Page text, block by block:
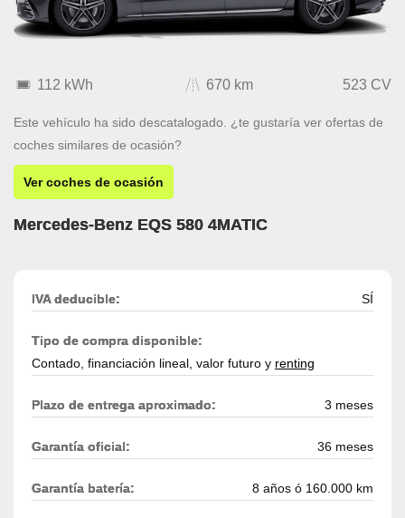
112 kWh 670 km 523 CV
Este vehículo ha sido descatalogado. ¿te gustaría ver ofertas de
coches similares de ocasión?
Ver coches de ocasión
Mercedes-Benz EQS 580 4MATIC
IVA deducible: SÍ
Tipo de compra disponible:
Contado, financiación lineal, valor futuro y renting
Plazo de entrega aproximado: 3 meses
Garantía oficial: 36 meses
Garantía batería: 8 años ó 160.000 km